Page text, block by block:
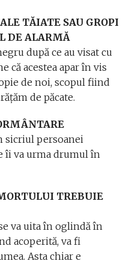
TĂIATE SAU GROPI
DE ALARMĂ
după ce au visat cu
că acestea apar în vis
de noi, scopul fiind
de păcate.
sicriul persoanei
îi va urma drumul în
TREBUIE
va uita în oglindă în
acoperită, va fi
Asta chiar e